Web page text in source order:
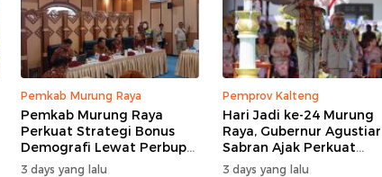
Pemkab Murung Raya
Pemkab Murung Raya
Perkuat Strategi Bonus
Demografi Lewat Perbup
Nomor 14 Tahun 2026
3 days yang lalu
Pemprov Kalteng
Hari Jadi ke-24 Murung
Raya, Gubernur Agustiar
Sabran Ajak Perkuat
Sinergi Pembangunan
3 days yang lalu